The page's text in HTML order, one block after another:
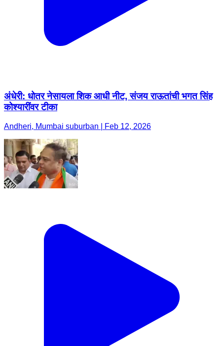
अंधेरी: धोतर नेसायला शिक आधी नीट, संजय राऊतांची भगत सिंह
कोश्यारींवर टीका
Andheri, Mumbai suburban | Feb 12, 2026